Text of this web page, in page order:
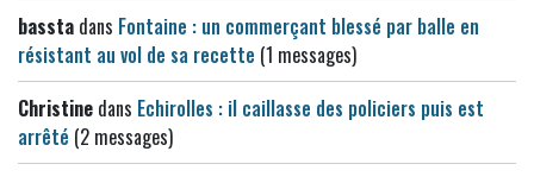
bassta dans Fontaine : un commerçant blessé par balle en
résistant au vol de sa recette (1 messages)
Christine dans Echirolles : il caillasse des policiers puis est
arrêté (2 messages)